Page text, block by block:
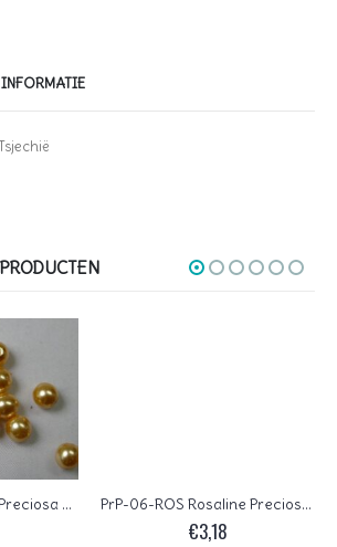
PrP-06-GOLD Gold Preciosa Parels 6 mm PrP-06-ROS Rosaline Preciosa Parels 6 mm
€3,18